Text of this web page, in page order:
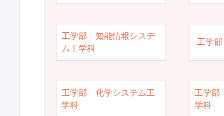
工学部 知能情報システ
ム工学科
工学
工学部 化学システム工
学科
工学部
学科